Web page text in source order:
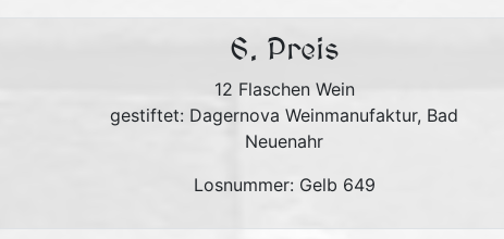
6. Preis
12 Flaschen Wein
gestiftet: Dagernova Weinmanufaktur, Bad
Neuenahr
Losnummer: Gelb 649